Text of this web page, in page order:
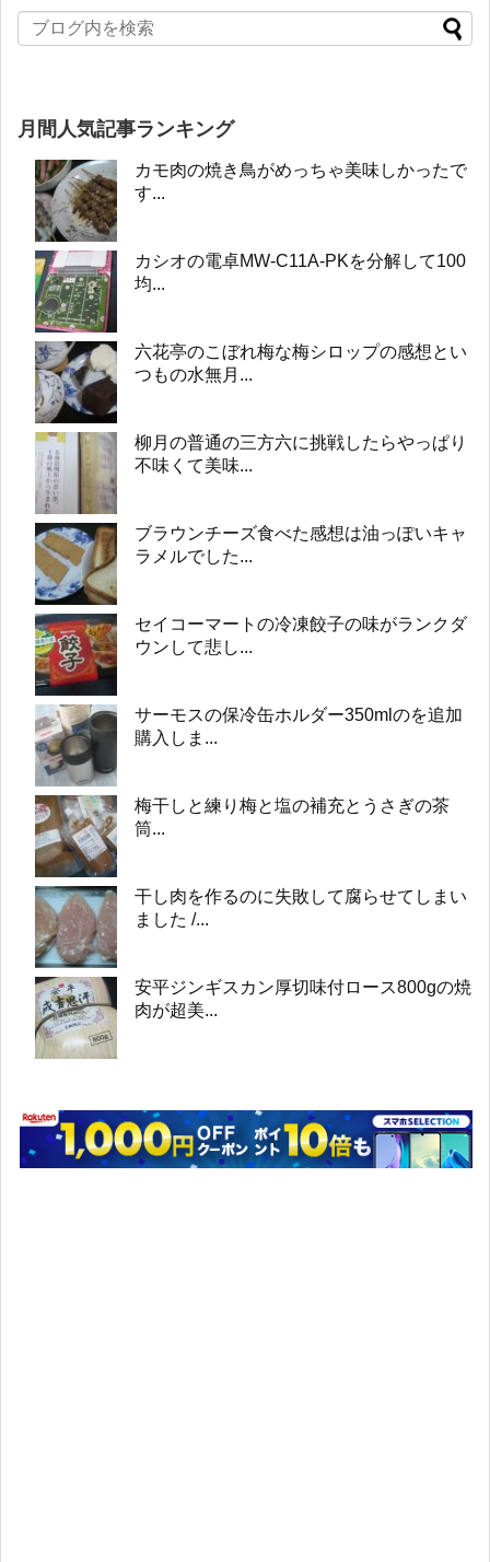
月間人気記事ランキング
カモ肉の焼き鳥がめっちゃ美味しかったで
す...
カシオの電卓MW-C11A-PKを分解して100
均...
六花亭のこぼれ梅な梅シロップの感想とい
つもの水無月...
柳月の普通の三方六に挑戦したらやっぱり
不味くて美味...
ブラウンチーズ食べた感想は油っぽいキャ
ラメルでした...
セイコーマートの冷凍餃子の味がランクダ
ウンして悲し...
サーモスの保冷缶ホルダー350mlのを追加
購入しま...
梅干しと練り梅と塩の補充とうさぎの茶
筒...
干し肉を作るのに失敗して腐らせてしまい
ました /...
安平ジンギスカン厚切味付ロース800gの焼
肉が超美...